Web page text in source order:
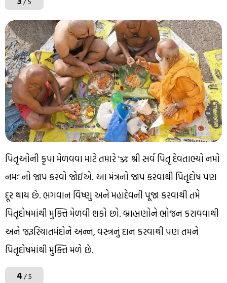
પિતૃઓની કૃપા મેળવવા માટે તમારે 'ॐ શ્રી સર્વ પિતૃ દેવતાભ્યો નમો
નમઃ' નો જાપ કરવો જોઈએ. આ મંત્રનો જાપ કરવાથી પિતૃદોષ પણ
દૂર થાય છે. ભગવાન વિષ્ણુ અને મહાદેવની પૂજા કરવાથી તમે
પિતૃદોષમાંથી મુક્તિ મેળવી શકો છો. બ્રાહ્મણોને ભોજન કરાવવાથી
અને જરૂરિયાતમંદોને અન્ન, વસ્ત્રનું દાન કરવાથી પણ તમને
પિતૃદોષમાંથી મુક્તિ મળે છે.
4/ 5